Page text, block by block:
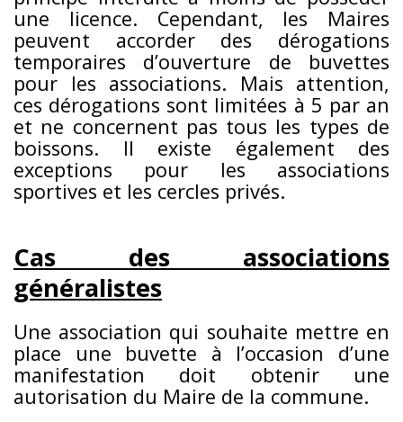
une licence. Cependant, les Maires
peuvent accorder des dérogations
temporaires d’ouverture de buvettes
pour les associations. Mais attention,
ces dérogations sont limitées à 5 par an
et ne concernent pas tous les types de
boissons. Il existe également des
exceptions pour les associations
sportives et les cercles privés.
Cas des associations
généralistes
Une association qui souhaite mettre en
place une buvette à l’occasion d’une
manifestation doit obtenir une
autorisation du Maire de la commune.